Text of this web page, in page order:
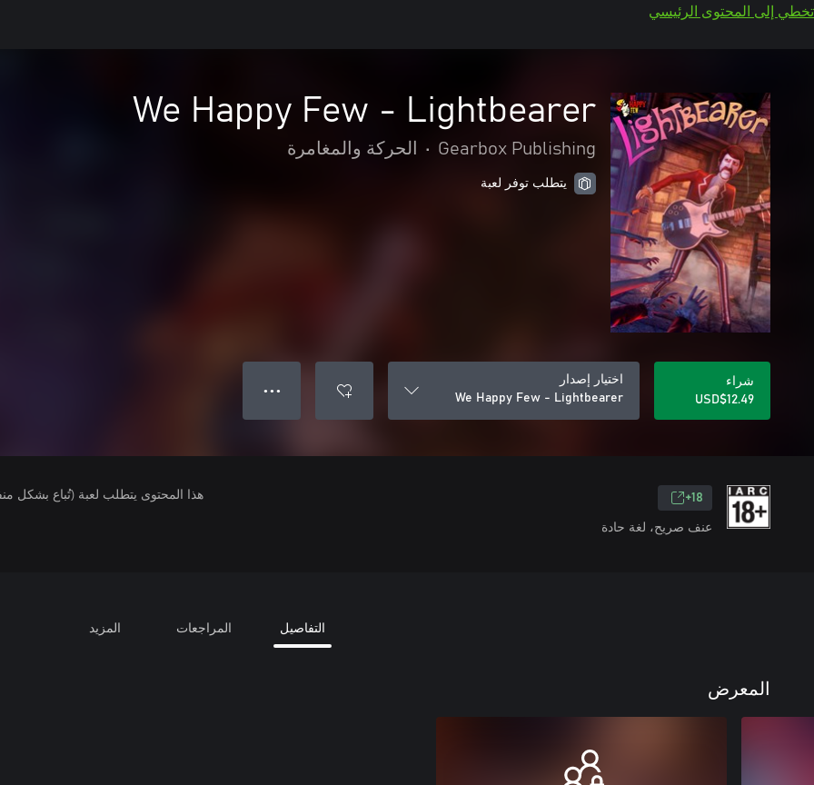
تخطي إلى المحتوى الرئيسي
We Happy Few - Lightbearer
Gearbox Publishing
• الحركة والمغامرة
يتطلب توفر لعبة
شراء
USD$12.49
اختيار إصدار
We Happy Few - Lightbearer
● ● ●
18+
عنف صريح، لغة حادة
هذا المحتوى يتطلب لعبة (تُباع بشكل
التفاصيل المراجعات المزيد
المعرض